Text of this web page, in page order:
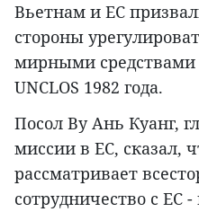
Вьетнам и ЕС
стороны
мирными средствами
UNCLOS 1982 года.
Посол Ву Ань Куанг,
миссии в ЕС, сказал,
рассматривает
сотрудничество с